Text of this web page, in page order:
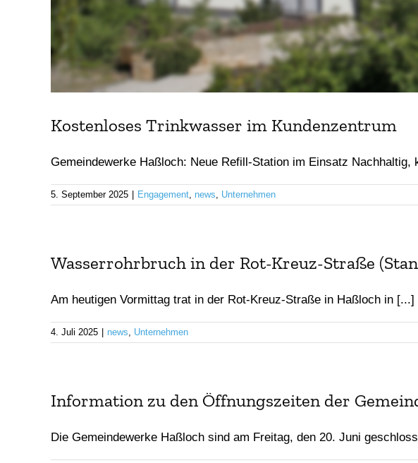
Kostenloses Trinkwasser im Kundenzentrum
Gemeindewerke Haßloch: Neue Refill-Station im Einsatz Nachhaltig,
5. September 2025 | Engagement news Unternehmen
Wasserrohrbruch in der Rot-Kreuz-Straße
Am heutigen Vormittag trat in der Rot-Kreuz-Straße in Haßloch in [...]
4. Juli 2025 | news Unternehmen
Information zu den Öffnungszeiten der
Die Gemeindewerke Haßloch sind am Freitag, den 20. Juni